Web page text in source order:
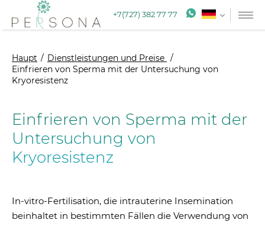
+7(727) 382 77 77
Haupt
Dienstleistungen und Preise
Einfrieren von Sperma mit der Untersuchung von
Kryoresistenz
Einfrieren von Sperma mit der
Untersuchung von
Kryoresistenz
In-vitro-Fertilisation, die intrauterine Insemination
beinhaltet in bestimmten Fällen die Verwendung von